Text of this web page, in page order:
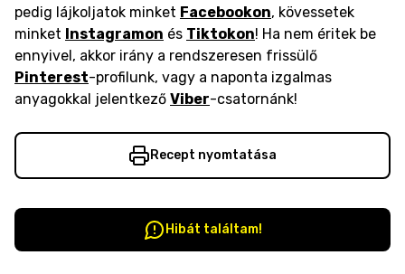
pedig lájkoljatok minket Facebookon, kövessetek
minket Instagramon és Tiktokon! Ha nem éritek be
ennyivel, akkor irány a rendszeresen frissülő
Pinterest-profilunk, vagy a naponta izgalmas
anyagokkal jelentkező Viber-csatornánk!
Recept nyomtatása
Hibát találtam!